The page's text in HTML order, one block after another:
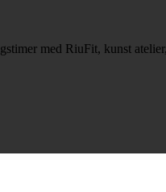
med RiuFit, kunst